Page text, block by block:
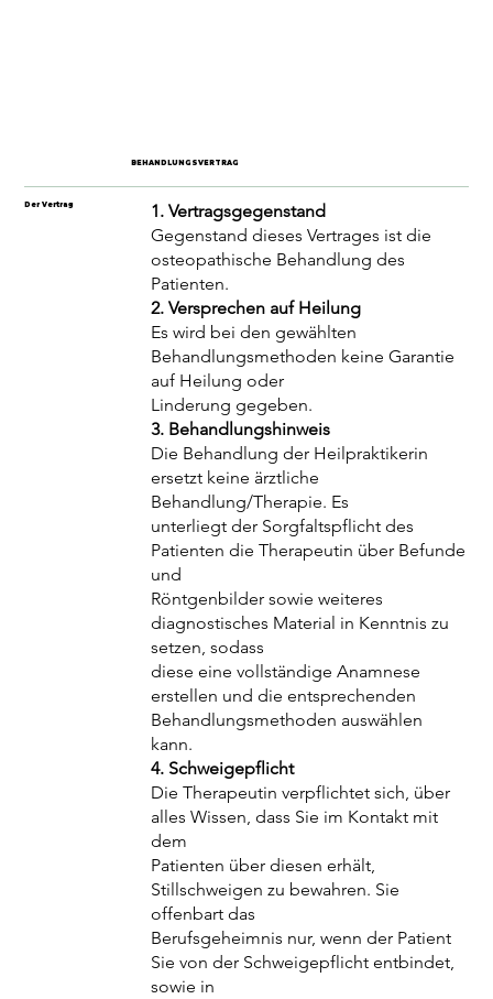
BEHANDLUNGSVERTRAG
Der Vertrag
1. Vertragsgegenstand
Gegenstand dieses Vertrages ist die
osteopathische Behandlung des
Patienten.
2. Versprechen auf Heilung
Es wird bei den gewählten
Behandlungsmethoden keine Garantie
auf Heilung oder
Linderung gegeben.
3. Behandlungshinweis
Die Behandlung der Heilpraktikerin
ersetzt keine ärztliche
Behandlung/Therapie. Es
unterliegt der Sorgfaltspflicht des
Patienten die Therapeutin über Befunde
und
Röntgenbilder sowie weiteres
diagnostisches Material in Kenntnis zu
setzen, sodass
diese eine vollständige Anamnese
erstellen und die entsprechenden
Behandlungsmethoden auswählen
kann.
4. Schweigepflicht
Die Therapeutin verpflichtet sich, über
alles Wissen, dass Sie im Kontakt mit
dem
Patienten über diesen erhält,
Stillschweigen zu bewahren. Sie
offenbart das
Berufsgeheimnis nur, wenn der Patient
Sie von der Schweigepflicht entbindet,
sowie in